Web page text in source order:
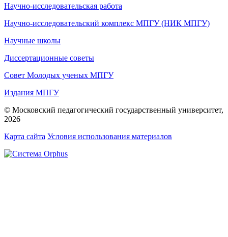
Научно-исследовательская работа
Научно-исследовательский комплекс МПГУ (НИК МПГУ)
Научные школы
Диссертационные советы
Совет Молодых ученых МПГУ
Издания МПГУ
© Московский педагогический государственный университет,
2026
Карта сайта Условия использования материалов